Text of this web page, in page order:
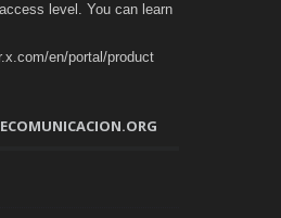
level. You can learn
en/portal/product